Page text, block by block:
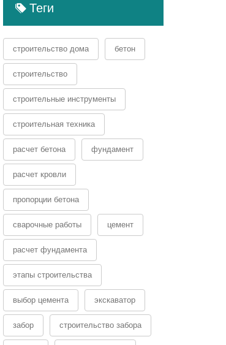
Теги
строительство дома бетон
строительство
строительные инструменты
строительная техника
расчет бетона фундамент
расчет кровли
пропорции бетона
сварочные работы цемент
расчет фундамента
этапы строительства
выбор цемента экскаватор
забор строительство забора